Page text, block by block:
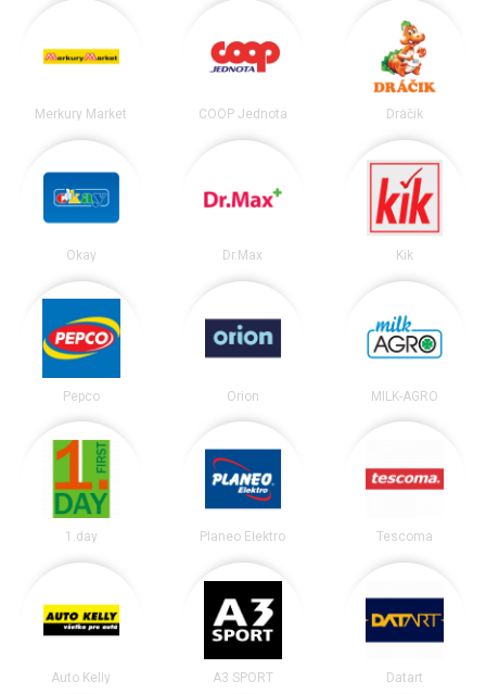
Merkury Market COOP Jednota Dráčik
Okay Dr.Max Kik
Pepco Orion MILK-AGRO
1.day Planeo Elektro Tescoma
Auto Kelly A3 SPORT Datart